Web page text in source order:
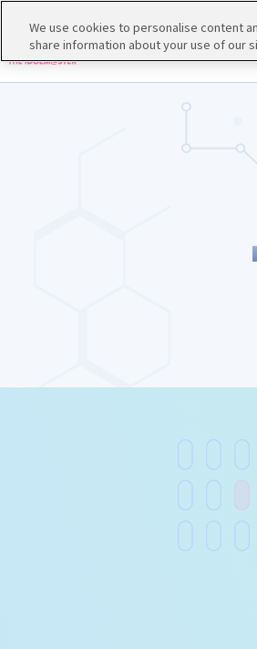
We use cookies to personalise content
share information about your use of our